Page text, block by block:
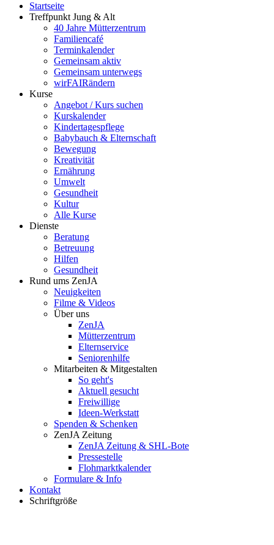
Startseite
Treffpunkt Jung & Alt
40 Jahre Mütterzentrum
Familiencafé
Terminkalender
Gemeinsam aktiv
Gemeinsam unterwegs
wirFAIRändern
Kurse
Angebot / Kurs suchen
Kurskalender
Kindertagespflege
Babybauch & Elternschaft
Bewegung
Kreativität
Ernährung
Umwelt
Gesundheit
Kultur
Alle Kurse
Dienste
Beratung
Betreuung
Hilfen
Gesundheit
Rund ums ZenJA
Neuigkeiten
Filme & Videos
Über uns
ZenJA
Mütterzentrum
Elternservice
Seniorenhilfe
Mitarbeiten & Mitgestalten
So geht's
Aktuell gesucht
Freiwillige
Ideen-Werkstatt
Spenden & Schenken
ZenJA Zeitung
ZenJA Zeitung & SHL-Bote
Pressestelle
Flohmarktkalender
Formulare & Info
Kontakt
Schriftgröße